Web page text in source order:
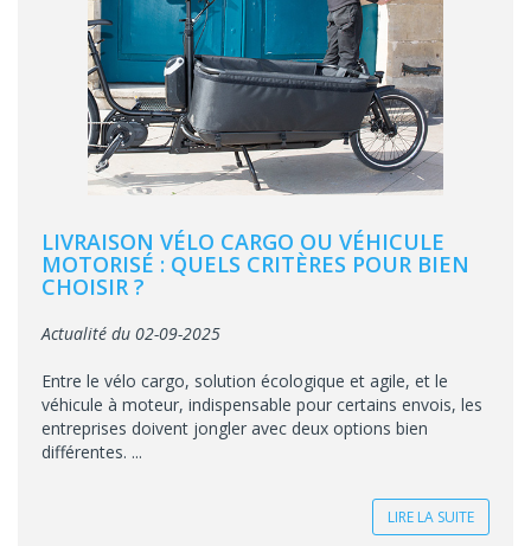
LIVRAISON VÉLO CARGO OU VÉHICULE
MOTORISÉ : QUELS CRITÈRES POUR BIEN
CHOISIR ?
Actualité du 02-09-2025
Entre le vélo cargo, solution écologique et agile, et le
véhicule à moteur, indispensable pour certains envois, les
entreprises doivent jongler avec deux options bien
différentes. ...
LIRE LA SUITE